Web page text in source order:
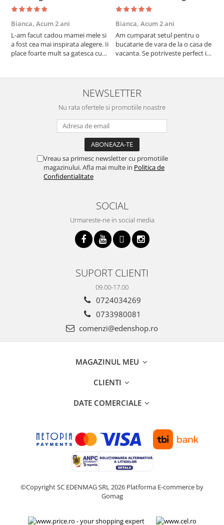
Bianca, Acum 2 ani
L-am facut cadou mamei mele si
a fost cea mai inspirata alegere. Ii
place foarte mult sa gatesca cu
cratita...ma gandesc serios sa imi
cumpar si eu! Recomand mult !
Bianca, Acum 2 ani
Am cumparat setul pentru o
bucatarie de vara de la o casa de
vacanta. Se potriveste perfect in
buna, recomand cu drag !
NEWSLETTER
Nu rata ofertele si promotiile noastre
Vreau sa primesc newsletter cu promotiile
magazinului. Afla mai multe in Politica de
Confidentialitate
SOCIAL
Urmareste-ne in social media
SUPORT CLIENTI
09.00-17.00
0724034269
0733980081
comenzi@edenshop.ro
MAGAZINUL MEU
CLIENTI
DATE COMERCIALE
©Copyright SC EDENMAG SRL 2026 Platforma E-commerce by
Gomag